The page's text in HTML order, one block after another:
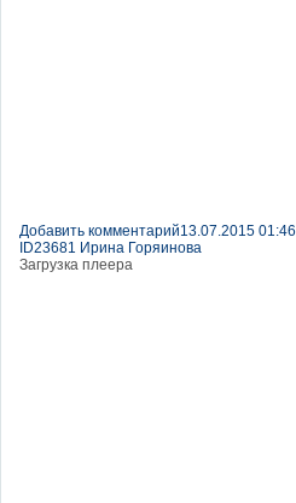
Добавить комментарий13.07.2015 01:46
ID23681 Ирина Горяинова
Загрузка плеера